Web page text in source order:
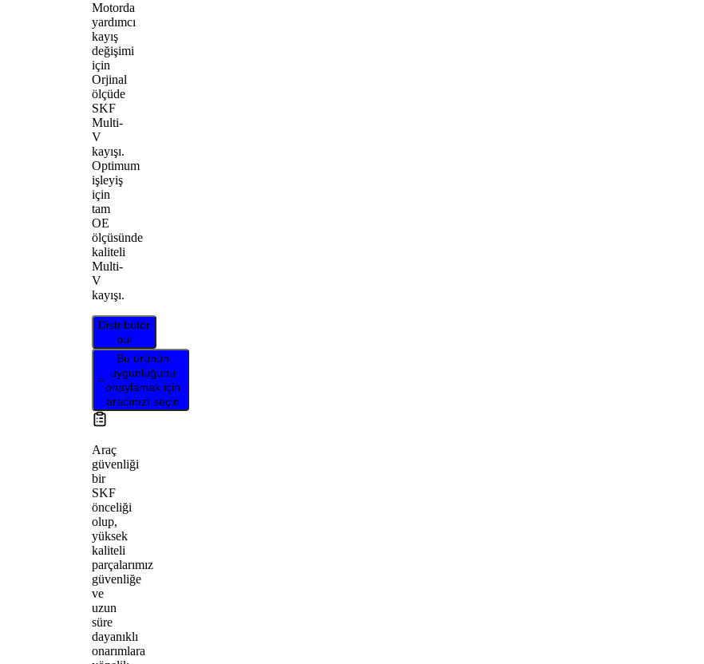
Motorda
yardımcı
kayış
değişimi
için
Orjinal
ölçüde
SKF
Multi-
V
kayışı.
Optimum
işleyiş
için
tam
OE
ölçüsünde
kaliteli
Multi-
V
kayışı.
Distribütör
bul
Bu ürünün
uygunluğunu
onaylamak için
aracınızı seçin
Araç
güvenliği
bir
SKF
önceliği
olup,
yüksek
kaliteli
parçalarımız
güvenliğe
ve
uzun
süre
dayanıklı
onarımlara